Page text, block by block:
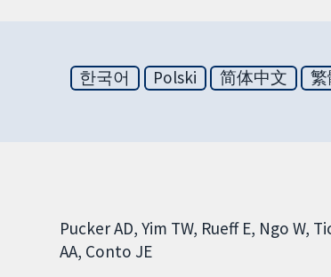
简体中文
Polski
한국어
Pucker AD Yim TW Rueff E Ngo W
AA Conto JE